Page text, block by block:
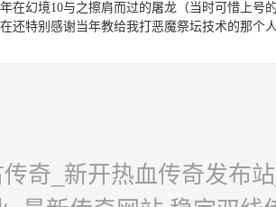
在幻境10与之擦肩而过的屠龙（当时可惜上
还特别感谢当年教给我打恶魔祭坛技术的那个
奇_新开热血传奇发布